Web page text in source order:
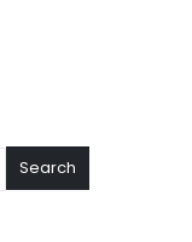
Search